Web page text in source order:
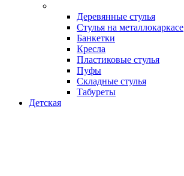
Деревянные стулья
Стулья на металлокаркасе
Банкетки
Кресла
Пластиковые стулья
Пуфы
Складные стулья
Табуреты
Детская